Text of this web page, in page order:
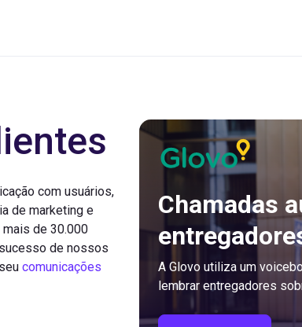
com usuários,
de marketing e
de 30.000
de nossos
comunicações
Chamadas
A Glovo utiliza um
lembrar entregadores